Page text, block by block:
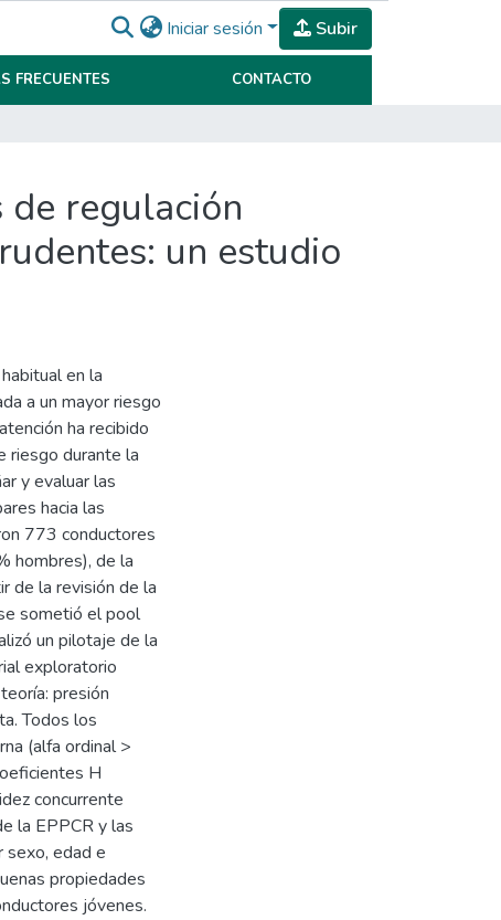
Iniciar sesión Subir
FRECUENTES CONTACTO
regulación
un estudio
en la
a un mayor riesgo
ha recibido
riesgo durante la
y evaluar las
hacia las
773 conductores
hombres), de la
de la revisión de la
sometió el pool
un pilotaje de la
exploratorio
presión
Todos los
(alfa ordinal >
H
concurrente
la EPPCR y las
sexo, edad e
propiedades
jóvenes.